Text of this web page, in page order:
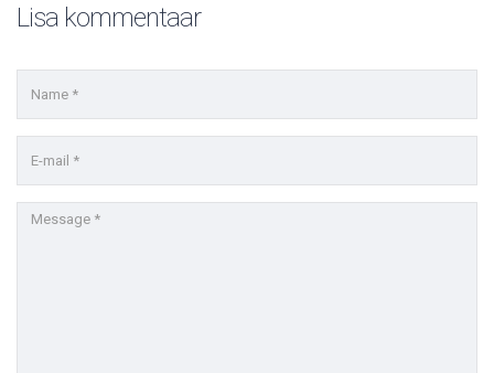
Lisa kommentaar